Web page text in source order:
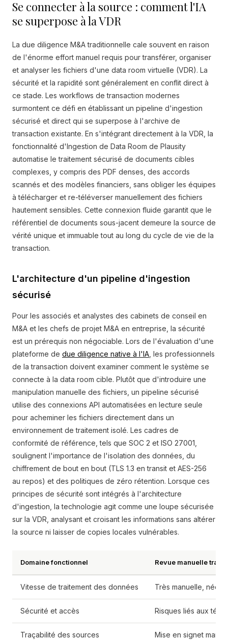
Se connecter à la source : comment l'IA
se superpose à la VDR
La due diligence M&A traditionnelle cale souvent en raison
de l'énorme effort manuel requis pour transférer, organiser
et analyser les fichiers d'une data room virtuelle (VDR). La
sécurité et la rapidité sont généralement en conflit direct à
ce stade. Les workflows de transaction modernes
surmontent ce défi en établissant un pipeline d'ingestion
sécurisé et direct qui se superpose à l'archive de
transaction existante. En s'intégrant directement à la VDR, la
fonctionnalité d'Ingestion de Data Room de Plausity
automatise le traitement sécurisé de documents cibles
complexes, y compris des PDF denses, des accords
scannés et des modèles financiers, sans obliger les équipes
à télécharger et re-téléverser manuellement des fichiers
hautement sensibles. Cette connexion fluide garantit que le
référentiel de documents sous-jacent demeure la source de
vérité unique et immuable tout au long du cycle de vie de la
transaction.
L'architecture d'un pipeline d'ingestion
sécurisé
Pour les associés et analystes des cabinets de conseil en
M&A et les chefs de projet M&A en entreprise, la sécurité
est un prérequis non négociable. Lors de l'évaluation d'une
plateforme de due diligence native à l'IA , les professionnels
de la transaction doivent examiner comment le système se
connecte à la data room cible. Plutôt que d'introduire une
manipulation manuelle des fichiers, un pipeline sécurisé
utilise des connexions API automatisées en lecture seule
pour acheminer les fichiers directement dans un
environnement de traitement isolé. Les cadres de
conformité de référence, tels que SOC 2 et ISO 27001,
soulignent l'importance de l'isolation des données, du
chiffrement de bout en bout (TLS 1.3 en transit et AES-256
au repos) et des politiques de zéro rétention. Lorsque ces
principes de sécurité sont intégrés à l'architecture
d'ingestion, la technologie agit comme une loupe sécurisée
sur la VDR, analysant et croisant les informations sans altérer
la source ni laisser de copies locales vulnérables.
Domaine fonctionnel Revue manuelle
Vitesse de traitement des données Très manuelle,
Sécurité et accès Risques liés aux
Traçabilité des sources Mise en signet